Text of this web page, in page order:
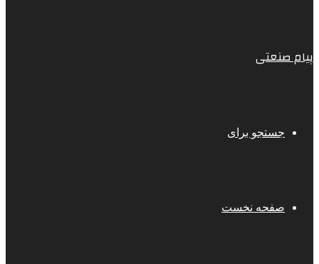
پیام صنعتی
جستجو برای
صفحه نخست